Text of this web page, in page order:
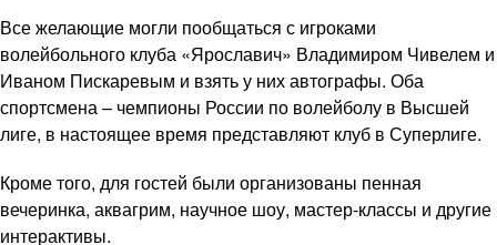
Все желающие могли пообщаться с игроками
волейбольного клуба «Ярославич» Владимиром Чивелем и
Иваном Пискаревым и взять у них автографы. Оба
спортсмена – чемпионы России по волейболу в Высшей
лиге, в настоящее время представляют клуб в Суперлиге.
Кроме того, для гостей были организованы пенная
вечеринка, аквагрим, научное шоу, мастер-классы и другие
интерактивы.